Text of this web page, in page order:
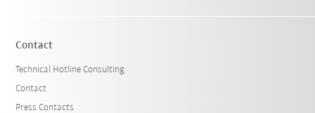
Contact
Technical Hotline Consulting
Contact
Press Contacts